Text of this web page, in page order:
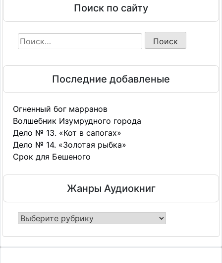
11 - Обман чистой водыПоиск по сайту
Найти:
Последние добавленые
Огненный бог марранов
Волшебник Изумрудного города
Дело № 13. «Кот в сапогах»
Дело № 14. «Золотая рыбка»
Срок для Бешеного
Жанры Аудиокниг
Жанры